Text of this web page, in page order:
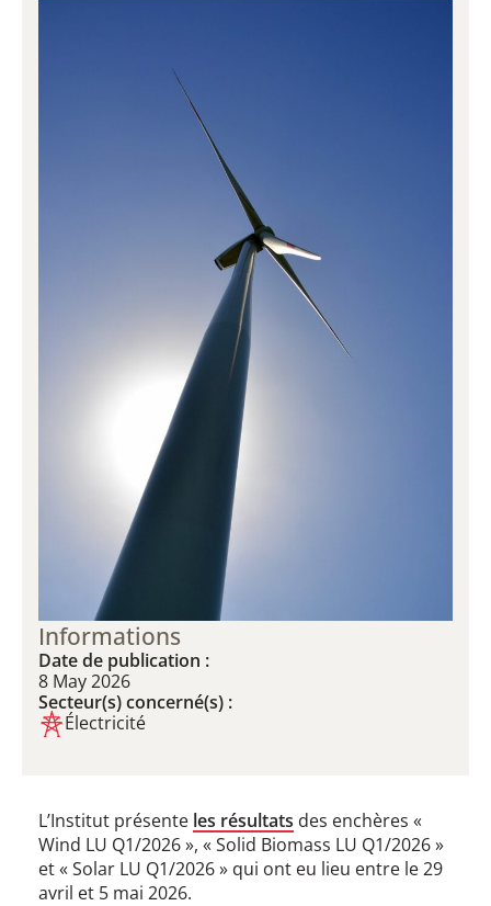
Informations
Date de publication :
8 May 2026
Secteur(s) concerné(s) :
Électricité
L’Institut présente les résultats des enchères «
Wind LU Q1/2026 », « Solid Biomass LU Q1/2026 »
et « Solar LU Q1/2026 » qui ont eu lieu entre le 29
avril et 5 mai 2026.